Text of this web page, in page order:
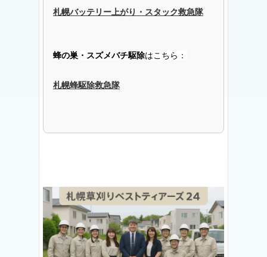
札幌バッテリー上がり・スタック救急隊
蜂の巣・スズメバチ駆除はこちら：
札幌蜂駆除救急隊